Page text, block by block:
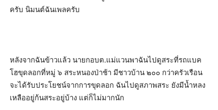
ครับ นิมนต์ฉันเพลครับ
หลังจากฉันข้าวแล้ว นายกอบต.แม่แวนพาฉันไปดูสระที่รถแบค
โฮขุดลอกที่หมู่ ๖ สระหนองป่าช้า มีชาวบ้าน ๒๐๐ กว่าครัวเรือน
จะได้รับประโยชน์จากการขุดลอก ฉันไปดูสภาพสระ ยังมีน้ำหลง
เหลืออยู่ก้นสระอยู่บ้าง แต่ก็ไม่มากนัก